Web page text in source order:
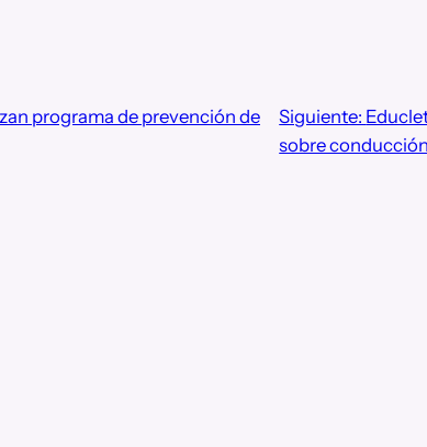
programa de prevención de
Siguiente:
sobre